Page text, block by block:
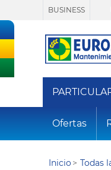
BUSINESS
Ofertas
Inicio Todas